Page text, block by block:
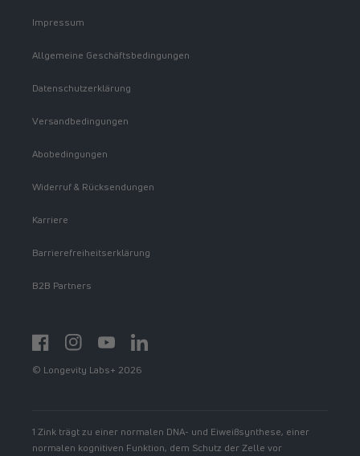
Impressum
Allgemeine Geschäftsbedingungen
Datenschutzerklärung
Versandbedingungen
Abobedingungen
Widerruf & Rücksendungen
Karriere
Barrierefreiheitserklärung
B2B Partners
FacebookInstagramYouTubehttps://www.linkedin.com/showcase/
© Longevity Labs+ 2026
1 Zink trägt zu einer normalen DNA- und Eiweißsynthese, einer
normalen kognitiven Funktion, dem Schutz der Zelle vor